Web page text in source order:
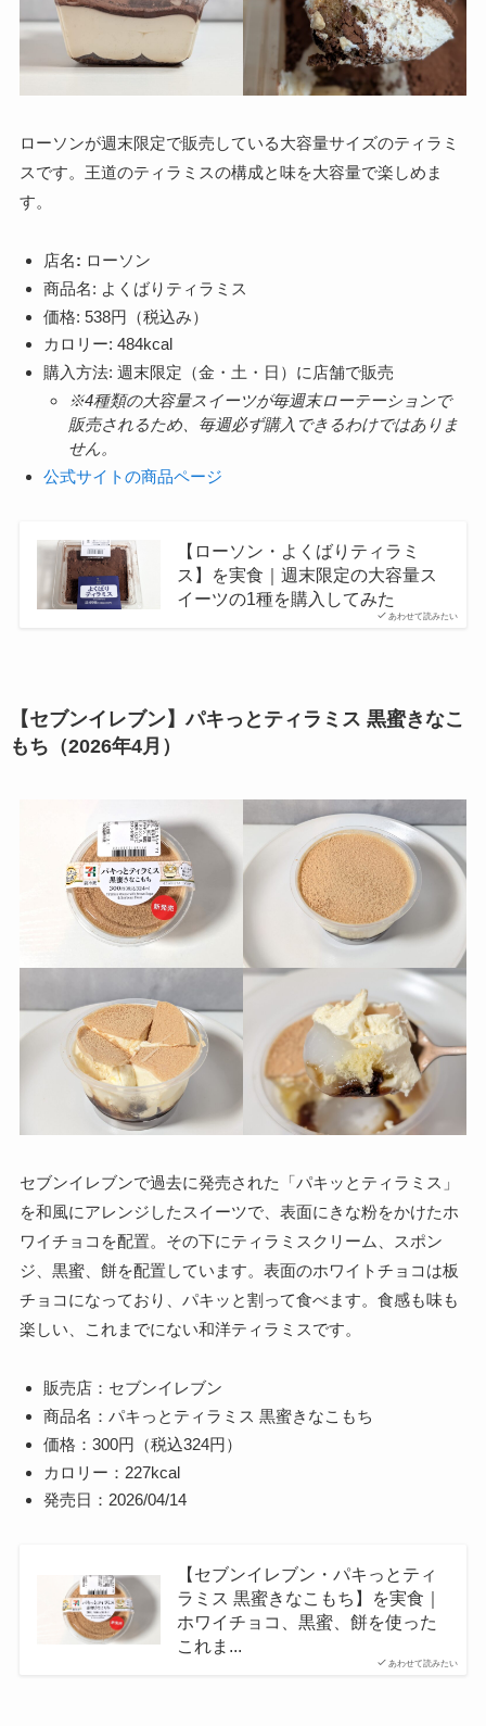
ローソンが週末限定で販売している大容量サイズのティラミ
スです。王道のティラミスの構成と味を大容量で楽しめま
す。
店名: ローソン
商品名: よくばりティラミス
価格: 538円（税込み）
カロリー: 484kcal
購入方法: 週末限定（金・土・日）に店舗で販売
※4種類の大容量スイーツが毎週末ローテーションで
販売されるため、毎週必ず購入できるわけではありま
せん。
公式サイトの商品ページ
あわせて読みたい
【ローソン・よくばりティラミ
ス】を実食｜週末限定の大容量ス
イーツの1種を購入してみた
【セブンイレブン】パキっとティラミス 黒蜜きなこ
もち（2026年4月）
セブンイレブンで過去に発売された「パキッとティラミス」
を和風にアレンジしたスイーツで、表面にきな粉をかけたホ
ワイチョコを配置。その下にティラミスクリーム、スポン
ジ、黒蜜、餅を配置しています。表面のホワイトチョコは板
チョコになっており、パキッと割って食べます。食感も味も
楽しい、これまでにない和洋ティラミスです。
販売店：セブンイレブン
商品名：パキっとティラミス 黒蜜きなこもち
価格：300円（税込324円）
カロリー：227kcal
発売日：2026/04/14
あわせて読みたい
【セブンイレブン・パキっとティ
ラミス 黒蜜きなこもち】を実食｜
ホワイチョコ、黒蜜、餅を使った
これま...